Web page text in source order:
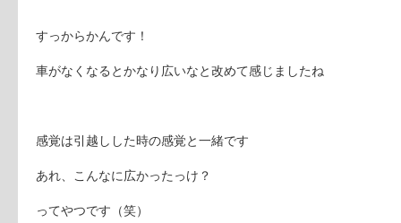
すっからかんです！
車がなくなるとかなり広いなと改めて感じましたね
感覚は引越しした時の感覚と一緒です
あれ、こんなに広かったっけ？
ってやつです（笑）